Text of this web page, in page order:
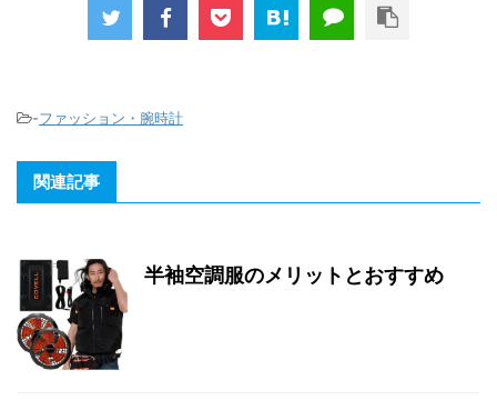
-ファッション・腕時計
関連記事
半袖空調服のメリットとおすすめ